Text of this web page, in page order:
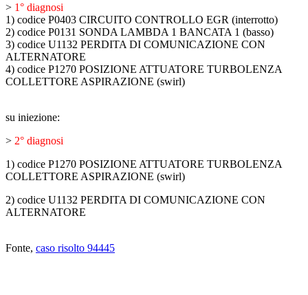
> 1° diagnosi
1) codice P0403 CIRCUITO CONTROLLO EGR (interrotto)
2) codice P0131 SONDA LAMBDA 1 BANCATA 1 (basso)
3) codice U1132 PERDITA DI COMUNICAZIONE CON
ALTERNATORE
4) codice P1270 POSIZIONE ATTUATORE TURBOLENZA
COLLETTORE ASPIRAZIONE (swirl)
su iniezione:
> 2° diagnosi
1) codice P1270 POSIZIONE ATTUATORE TURBOLENZA
COLLETTORE ASPIRAZIONE (swirl)
2) codice U1132 PERDITA DI COMUNICAZIONE CON
ALTERNATORE
Fonte, caso risolto 94445